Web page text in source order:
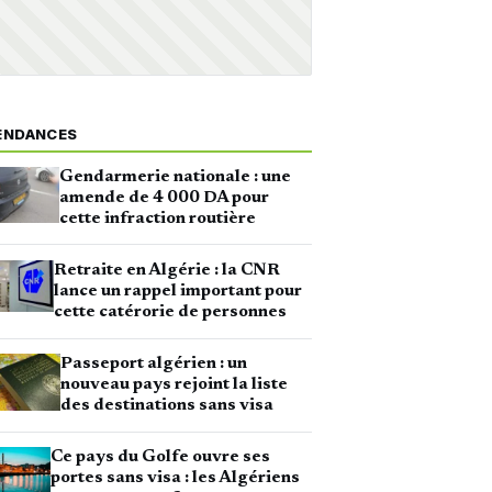
Gendarmerie nationale : une
amende de 4 000 DA pour
cette infraction routière
Retraite en Algérie : la CNR
lance un rappel important pour
cette catérorie de personnes
Passeport algérien : un
nouveau pays rejoint la liste
des destinations sans visa
Ce pays du Golfe ouvre ses
portes sans visa : les Algériens